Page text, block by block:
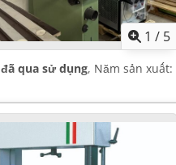
1 / 5
đã qua sử dụng, Năm sản xuất: